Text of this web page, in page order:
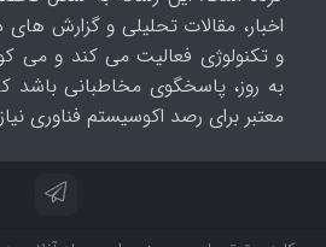
اخبار، مقالات تحلیلی و گزارش
و تکنولوژی فعالیت می کند و می
به روز، پاسخگوی مخاطبانی باشد
معتبر برای رصد اکوسیستم فناوری